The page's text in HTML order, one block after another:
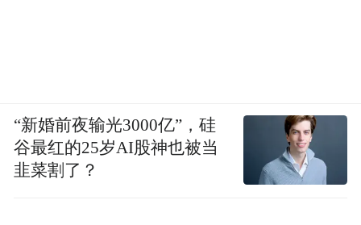
“新婚前夜输光3000亿”，硅
谷最红的25岁AI股神也被当
韭菜割了？